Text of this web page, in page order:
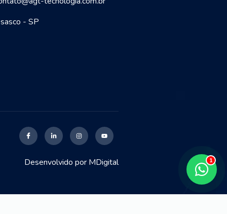
- SP
Desenvolvido por MDigital